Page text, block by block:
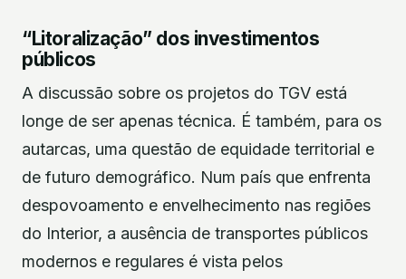
“Litoralização” dos investimentos
públicos
A discussão sobre os projetos do TGV está
longe de ser apenas técnica. É também, para os
autarcas, uma questão de equidade territorial e
de futuro demográfico. Num país que enfrenta
despovoamento e envelhecimento nas regiões
do Interior, a ausência de transportes públicos
modernos e regulares é vista pelos